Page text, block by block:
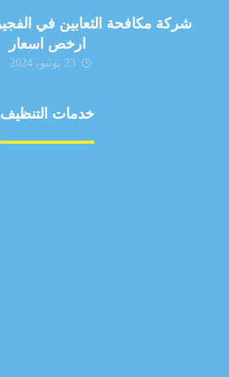
ارخص اسعار
23 يونيو، 2024
خدمات التنظيف